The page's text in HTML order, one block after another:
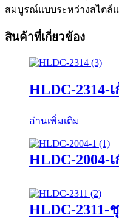
สมบูรณ์แบบระหว่างสไตล์แ
สินค้าที่เกี่ยวข้อง
HLDC-2314-
อ่านเพิ่มเติม
HLDC-2004-
HLDC-2311-